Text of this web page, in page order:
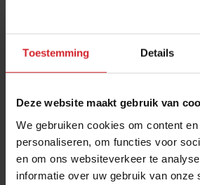
Toestemming Details
Deze website maakt gebruik van
We gebruiken cookies om content
personaliseren, om functies voor
en om ons websiteverkeer te
informatie over uw gebruik van onze
Nieuw magazine! Hot concepts